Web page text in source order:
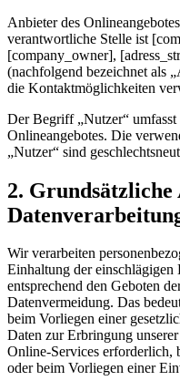
Anbieter des
verantwortliche Stelle ist
[company_owner],
(nachfolgend bezeichnet als
die Kontaktmöglichkeiten
Der Begriff „Nutzer“
Onlineangebotes. Die
„Nutzer“ sind
2. Grundsätzliche
Wir verarbeiten
Einhaltung der einschlägigen
entsprechend den Geboten
Datenvermeidung. Das
beim Vorliegen einer
Daten zur Erbringung
Online-Services erforderlich,
oder beim Vorliegen einer